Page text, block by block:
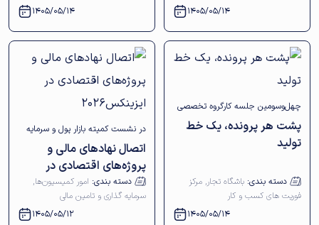
1405/05/14
1405/05/14
چهل‌وسومین جلسه کارگروه تخصصی
تسهیل و رفع موانع تولید استان
اصفهان برگزار شد
پشت هر پرونده، یک خط
تولید
دسته بندی: باشگاه تجار, مرکز
فوریت های کسب و کار
1405/05/14
در نشست کمیته بازار پول و سرمایه
کمیسیون سرمایه‌گذاری و تأمین مالی
اتاق بازرگانی اصفهان مطرح شد
اتصال نهادهای مالی و
پروژه‌های اقتصادی در
ایزینکس2026
دسته بندی: امور کمیسیون‌ها,
سرمایه گذاری و تامین مالی
1405/05/12